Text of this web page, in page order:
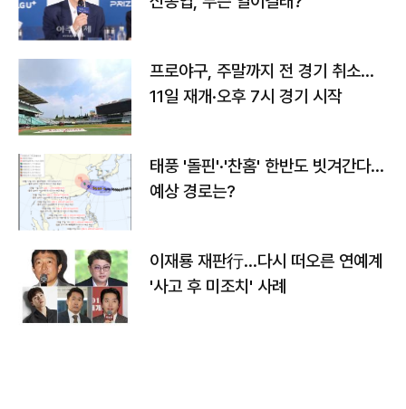
프로야구, 주말까지 전 경기 취소…
11일 재개·오후 7시 경기 시작
태풍 '돌핀'·'찬홈' 한반도 빗겨간다…
예상 경로는?
이재룡 재판行…다시 떠오른 연예계
'사고 후 미조치' 사례